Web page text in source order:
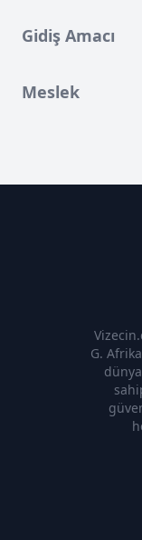
Gidiş Amacı
Meslek
G.